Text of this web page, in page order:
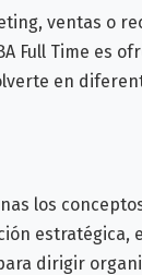
ventas o
Full Time es
en
los
estratégica,
dirigir